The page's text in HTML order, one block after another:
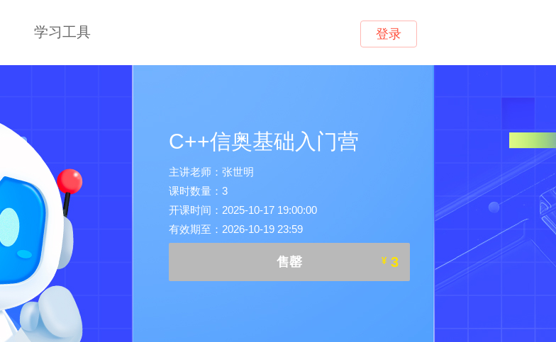
学习工具 登录
C++信奥基础入门营
主讲老师：张世明
课时数量：3
开课时间：2025-10-17 19:00:00
有效期至：2026-10-19 23:59
售罄 ¥ 3